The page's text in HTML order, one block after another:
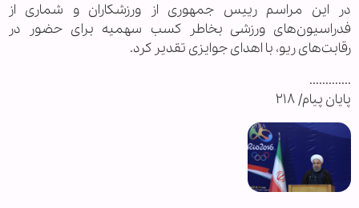
در این مراسم رییس‌ جمهوری از ورزشکاران و شماری از
فدراسیون‌های ورزشی بخاطر کسب سهمیه برای حضور در
رقابت‌های ریو، با اهدای جوایزی تقدیر کرد.
.............
پایان پیام/ ۲۱۸